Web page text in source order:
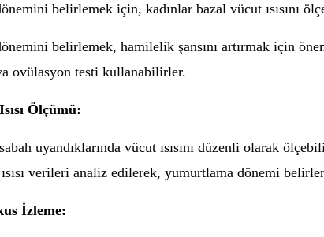
belirlemek için, kadınlar bazal vücut ısısını
belirlemek, hamilelik şansını artırmak için
ovülasyon testi kullanabilirler.
Ölçümü:
uyandıklarında vücut ısısını düzenli olarak
verileri analiz edilerek, yumurtlama dönemi
İzleme: